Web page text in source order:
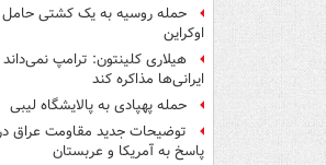
حمله روسیه به یک کشتی حامل
اوکراین
هیلاری کلینتون: ترامپ
ایرانی‌ها مذاکره کند
حمله پهپادی به پالایشگاه لیبی
توضیحات جدید مقاومت عراق
پاسخ به آمریکا و عربستان